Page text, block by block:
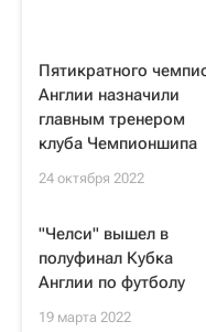
Пятикратного
Англии назначили
главным тренером
клуба Чемпионшипа
24 октября 2022
"Челси" вышел в
полуфинал Кубка
Англии по футболу
19 марта 2022